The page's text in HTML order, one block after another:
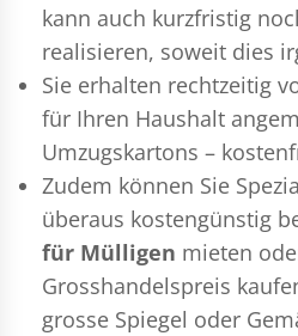
kann auch kurzfristig
realisieren, soweit dies
Sie erhalten rechtzeitig
für Ihren Haushalt
Umzugskartons –
Zudem können Sie
überaus kostengünstig
für Mülligen mieten
Grosshandelspreis
grosse Spiegel oder